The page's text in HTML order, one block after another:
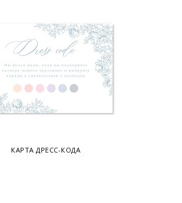
КАРТА ДРЕСС-КОДА